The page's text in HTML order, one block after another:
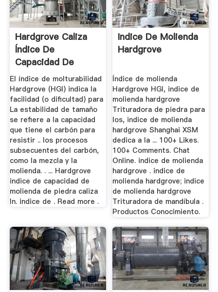
Hardgrove Caliza
Índice De
Capacidad De
Molienda
El índice de molturabilidad
Hardgrove (HGI) indica la
facilidad (o dificultad) para
La estabilidad de tamaño
se refiere a la capacidad
que tiene el carbón para
resistir .. los procesos
subsecuentes del carbón,
como la mezcla y la
molienda. . ... Hardgrove
indice de capacidad de
molienda de piedra caliza
In. indice de . Read more .
Indice De Molienda
Hardgrove
Índice de molienda
Hardgrove HGI, indice de
molienda hardgrove
Trituradora de piedra para
los, indice de molienda
hardgrove Shanghai XSM
dedica a la ... 100+ Likes.
100+ Comments. Chat
Online. indice de molienda
hardgrove . indice de
molienda hardgrove; indice
de molienda hardgrove
Trituradora de mandíbula .
Productos Conocimiento.